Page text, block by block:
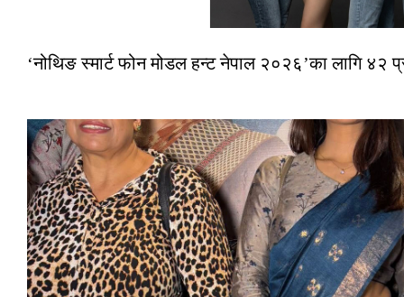
‘नोथिङ स्मार्ट फोन मोडल हन्ट नेपाल २०२६’का लागि ४२